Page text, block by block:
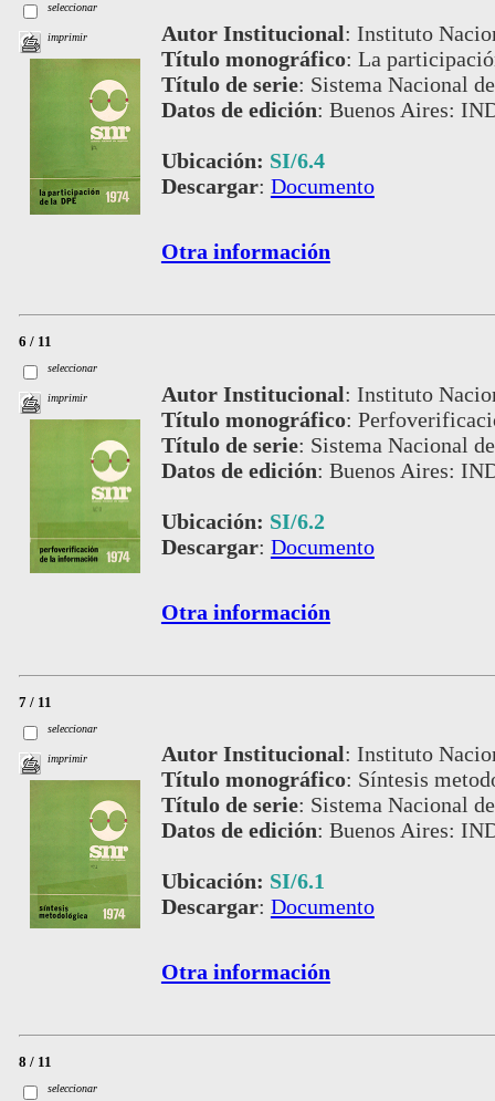
seleccionar
imprimir Autor Institucional: Instituto
Título monográfico: La
Título de serie: Sistema Nacional
Datos de edición: Buenos Aires:
Ubicación: SI/6.4
Descargar: Documento
Otra información
6 / 11
seleccionar
imprimir Autor Institucional: Instituto
Título monográfico:
Título de serie: Sistema Nacional
Datos de edición: Buenos Aires:
Ubicación: SI/6.2
Descargar: Documento
Otra información
7 / 11
seleccionar
imprimir Autor Institucional: Instituto
Título monográfico: Síntesis
Título de serie: Sistema Nacional
Datos de edición: Buenos Aires:
Ubicación: SI/6.1
Descargar: Documento
Otra información
8 / 11
seleccionar